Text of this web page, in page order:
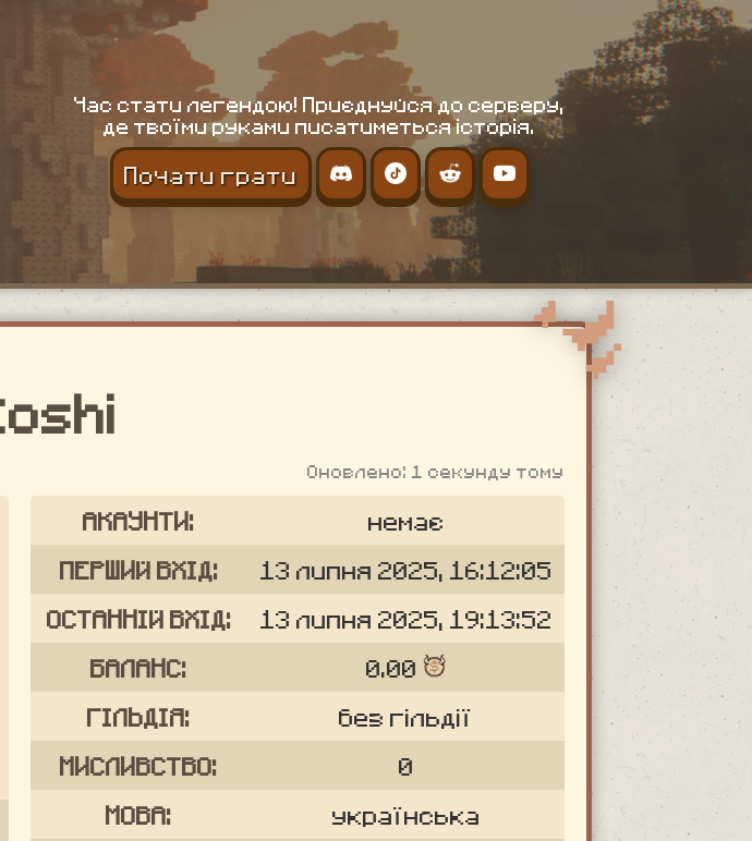
Час стати легендою! Приєднуйся до серверу,
де твоїми руками писатиметься історія.
Почати грати
Оновлено: 1 секунду тому
АКАУНТИ:
немає
ПЕРШИЙ ВХІД:
13 липня 2025, 16:12:05
ОСТАННІЙ ВХІД:
13 липня 2025, 19:13:52
БАЛАНС:
0.00
ГІЛЬДІЯ:
без гільдії
МИСЛИВСТВО:
0
МОВА:
українська